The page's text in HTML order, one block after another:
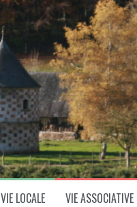
VIE LOCALE VIE ASSOCIATIVE